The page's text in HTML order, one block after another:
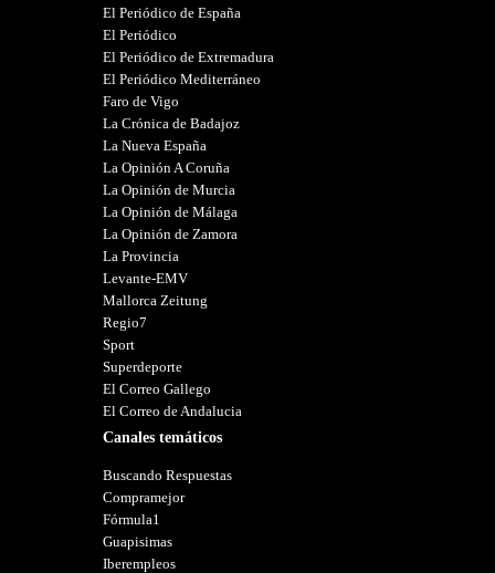
El Periódico de España
El Periódico
El Periódico de Extremadura
El Periódico Mediterráneo
Faro de Vigo
La Crónica de Badajoz
La Nueva España
La Opinión A Coruña
La Opinión de Murcia
La Opinión de Málaga
La Opinión de Zamora
La Provincia
Levante-EMV
Mallorca Zeitung
Regio7
Sport
Superdeporte
El Correo Gallego
El Correo de Andalucia
Canales temáticos
Buscando Respuestas
Compramejor
Fórmula1
Guapisimas
Iberempleos